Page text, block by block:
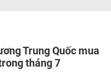
Trung Quốc mua
tháng 7